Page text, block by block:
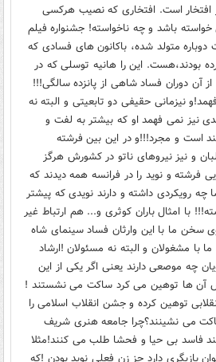
افتخار است. افتخاری که نصیب هرکسی
باشد و چه ناخواسته! جشنواره فیلم
متولد شده، باکانون های فسادی که
بودند،هست. این را هانیه توسلی که در
آن دوران فساد شاهی از پانزده سالگی!!!
نیزمانی حقیفی دو تابعیتی و البته نه
نیز نمی فهمد او که بیشتر به لفت و
است و مجرد!!!و در این بین فرشته
و نیز نیروهای ناتو در کشورش هرگز
فرشته و نوید را در فرانسه همه دیدند که
رویکردی داشته و دارند نویدی که پیشتر
با امثال باران کوثری و... هم ارتباط غیر
سخن ما با این وارثان فساد سینمای شاه
با مشغولان و البته نه مسئولان !ارشاد
چه موصعی دارند یعنی اگر یکی از این
آن ها توهین می کرد ساکت می نشستند !
توهین کرده و جشن انقلاب اسلامی را
می نشینند؟چرا جامعه هنری شریف
فاسد بی حیا و فحشا طلب می کنند!مثلا
بازیگری دارد جز زن فعلی نوید بودن !که